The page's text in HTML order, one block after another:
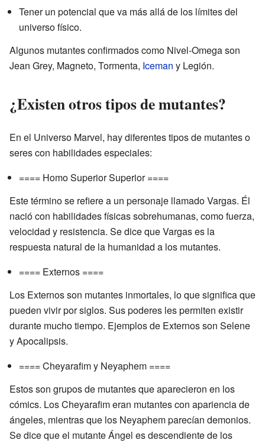
Tener un potencial que va más allá de los límites del
universo físico.
Algunos mutantes confirmados como Nivel-Omega son
Jean Grey, Magneto, Tormenta, Iceman y Legión.
¿Existen otros tipos de mutantes?
En el Universo Marvel, hay diferentes tipos de mutantes o
seres con habilidades especiales:
==== Homo Superior Superior ====
Este término se refiere a un personaje llamado Vargas. Él
nació con habilidades físicas sobrehumanas, como fuerza,
velocidad y resistencia. Se dice que Vargas es la
respuesta natural de la humanidad a los mutantes.
==== Externos ====
Los Externos son mutantes inmortales, lo que significa que
pueden vivir por siglos. Sus poderes les permiten existir
durante mucho tiempo. Ejemplos de Externos son Selene
y Apocalipsis.
==== Cheyarafim y Neyaphem ====
Estos son grupos de mutantes que aparecieron en los
cómics. Los Cheyarafim eran mutantes con apariencia de
ángeles, mientras que los Neyaphem parecían demonios.
Se dice que el mutante Ángel es descendiente de los